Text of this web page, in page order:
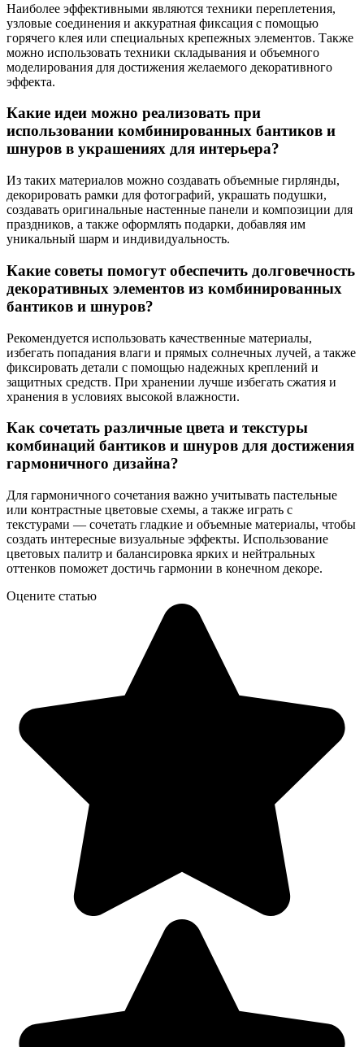
Наиболее эффективными являются техники переплетения,
узловые соединения и аккуратная фиксация с помощью
горячего клея или специальных крепежных элементов. Также
можно использовать техники складывания и объемного
моделирования для достижения желаемого декоративного
эффекта.
Какие идеи можно реализовать при
использовании комбинированных бантиков и
шнуров в украшениях для интерьера?
Из таких материалов можно создавать объемные гирлянды,
декорировать рамки для фотографий, украшать подушки,
создавать оригинальные настенные панели и композиции для
праздников, а также оформлять подарки, добавляя им
уникальный шарм и индивидуальность.
Какие советы помогут обеспечить долговечность
декоративных элементов из комбинированных
бантиков и шнуров?
Рекомендуется использовать качественные материалы,
избегать попадания влаги и прямых солнечных лучей, а также
фиксировать детали с помощью надежных креплений и
защитных средств. При хранении лучше избегать сжатия и
хранения в условиях высокой влажности.
Как сочетать различные цвета и текстуры
комбинаций бантиков и шнуров для достижения
гармоничного дизайна?
Для гармоничного сочетания важно учитывать пастельные
или контрастные цветовые схемы, а также играть с
текстурами — сочетать гладкие и объемные материалы, чтобы
создать интересные визуальные эффекты. Использование
цветовых палитр и балансировка ярких и нейтральных
оттенков поможет достичь гармонии в конечном декоре.
Оцените статью